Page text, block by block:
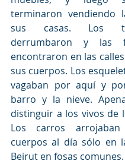
terminaron vendiendo
sus casas. Los
derrumbaron y las
encontraron en las
sus cuerpos. Los
vagaban por aquí y
barro y la nieve.
distinguir a los vivos de
Los carros
cuerpos al día sólo en
Beirut en fosas comunes.